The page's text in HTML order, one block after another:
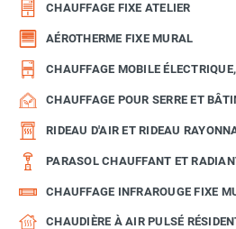
CHAUFFAGE FIXE ATELIER
AÉROTHERME FIXE MURAL
CHAUFFAGE MOBILE
CHAUFFAGE POUR SERRE ET
RIDEAU D'AIR ET RIDEAU
PARASOL CHAUFFANT ET
CHAUFFAGE INFRAROUGE FIXE
CHAUDIÈRE À AIR PULSÉ